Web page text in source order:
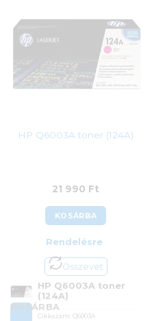
HP Q6003A toner (124A)
21 990 Ft
KOSÁRBA
Rendelésre
Összevet
KOSÁRBA
HP Q6003A toner
(124A)
Cikkszám:Q6003A